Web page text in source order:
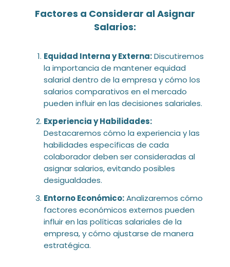
Factores a Considerar al Asignar
Salarios:
Equidad Interna y Externa:Discutiremos
la importancia de mantener equidad
salarial dentro de la empresa y cómo los
salarios comparativos en el mercado
pueden influir en las decisiones salariales.
Experiencia y Habilidades:
Destacaremos cómo la experiencia y las
habilidades específicas de cada
colaborador deben ser consideradas al
asignar salarios, evitando posibles
desigualdades.
Entorno Económico:Analizaremos cómo
factores económicos externos pueden
influir en las políticas salariales de la
empresa, y cómo ajustarse de manera
estratégica.